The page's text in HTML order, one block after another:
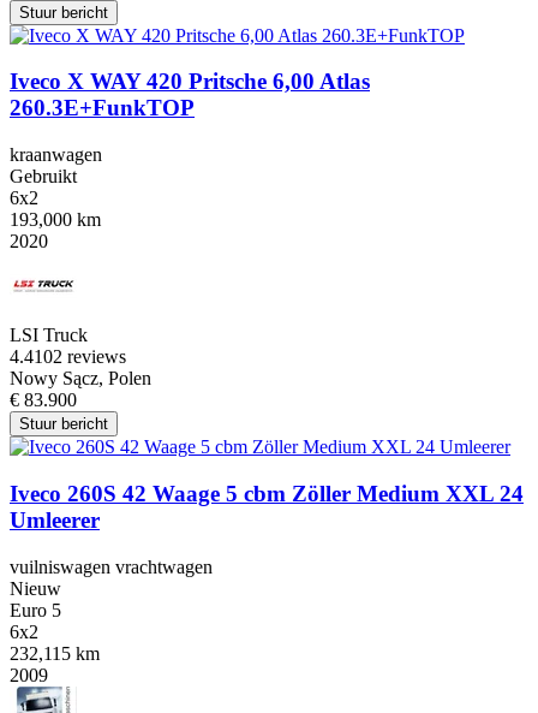
Stuur bericht
Iveco X WAY 420 Pritsche 6,00 Atlas
260.3E+FunkTOP
kraanwagen
Gebruikt
6x2
193,000 km
2020
LSI Truck
4.4102 reviews
Nowy Sącz, Polen
€ 83.900
Stuur bericht
Iveco 260S 42 Waage 5 cbm Zöller Medium XXL 24
Umleerer
vuilniswagen vrachtwagen
Nieuw
Euro 5
6x2
232,115 km
2009